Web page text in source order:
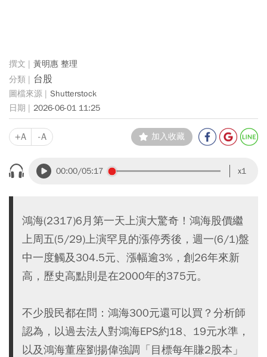
黃明惠 整理
台股
Shutterstock
2026-06-01 11:25
+A -A 加入收藏
00:00/05:17 x1
鴻海(2317)6月第一天上演大驚奇！鴻海股價繼
上周五(5/29)上演罕見的漲停秀後，週一(6/1)盤
中一度觸及304.5元、漲幅逾3%，創26年來新
高，歷史高點則是在2000年的375元。
不少股民都在問：鴻海300元還可以買？分析師
認為，以過去法人對鴻海EPS約18、19元水準，
以及鴻海董座劉揚偉強調「目標每年賺2股本」